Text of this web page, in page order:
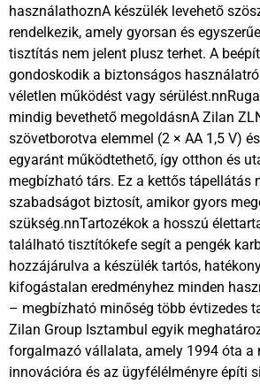
használathoznA készülék levehető
rendelkezik, amely gyorsan és
tisztítás nem jelent plusz terhet. A
gondoskodik a biztonságos
véletlen működést vagy
mindig bevethető megoldásnA Zilan
szövetborotva elemmel (2 × AA 1,5 V)
egyaránt működtethető, így otthon és
megbízható társ. Ez a kettős tápellátás
szabadságot biztosít, amikor gyors
szükség.nnTartozékok a hosszú
található tisztítókefe segít a pengék
hozzájárulva a készülék tartós,
kifogástalan eredményhez minden
– megbízható minőség több évtizedes
Zilan Group Isztambul egyik
forgalmazó vállalata, amely 1994 óta a
innovációra és az ügyfélélményre építi